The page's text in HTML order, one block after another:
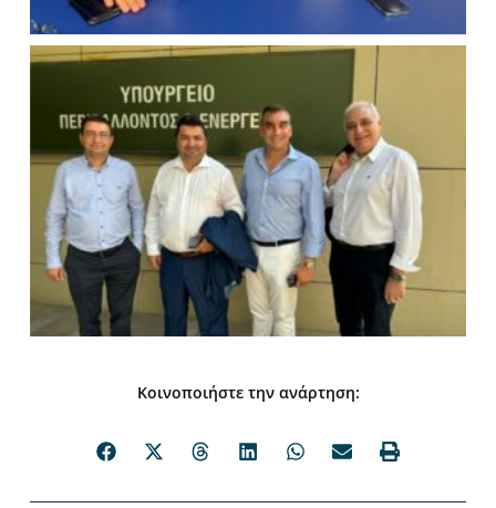
Κοινοποιήστε την ανάρτηση: